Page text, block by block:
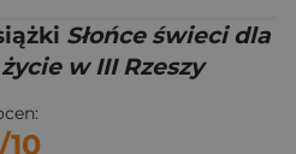
Słońce świeci dla
w III Rzeszy
/10